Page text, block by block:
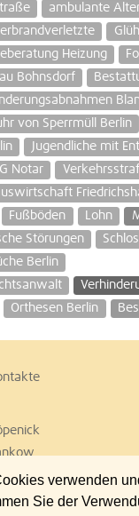
verwenden
Sie der
ambulante
Heizung
Bohnsdorf
von Sperrmüll Berlin
Jugendliche mit
Notar
Fußböden Lohn
Störungen
Berlin
Orthesen Berlin